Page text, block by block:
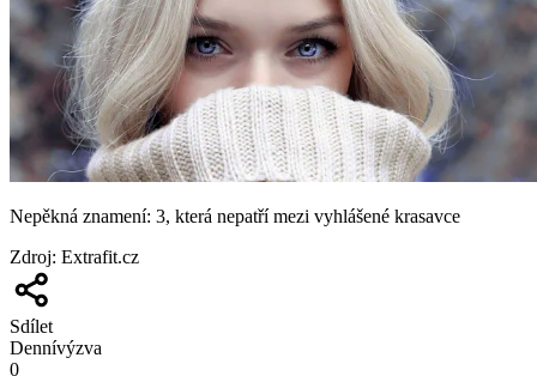
Nepěkná znamení: 3, která nepatří mezi vyhlášené krasavce
Zdroj: Extrafit.cz
Sdílet
Dennívýzva
0